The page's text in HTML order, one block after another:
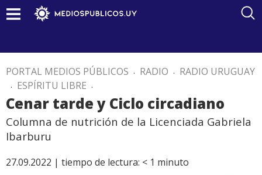
PORTAL MEDIOS PÚBLICOS . RADIO . RADIO URUGUAY
. ESPÍRITU LIBRE .
Cenar tarde y Ciclo circadiano
Columna de nutrición de la Licenciada Gabriela
Ibarburu
27.09.2022 | tiempo de lectura: < 1 minuto